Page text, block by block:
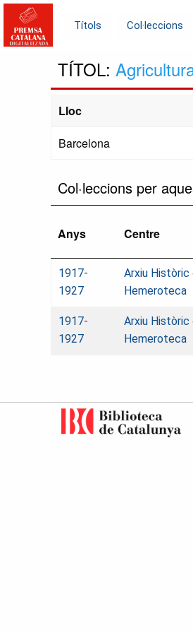
Títols Col·leccions
TÍTOL:
Lloc
Barcelona
Col·leccions per
Anys Centre
1917-
1927
Arxiu Històric
Hemeroteca
1917-
1927
Arxiu Històric
Hemeroteca